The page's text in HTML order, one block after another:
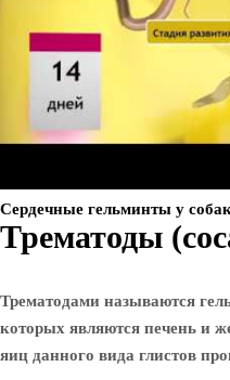
Сердечные гельминты у собак
Трематоды
Трематодами называются
которых являются печень и
яиц данного вида глистов